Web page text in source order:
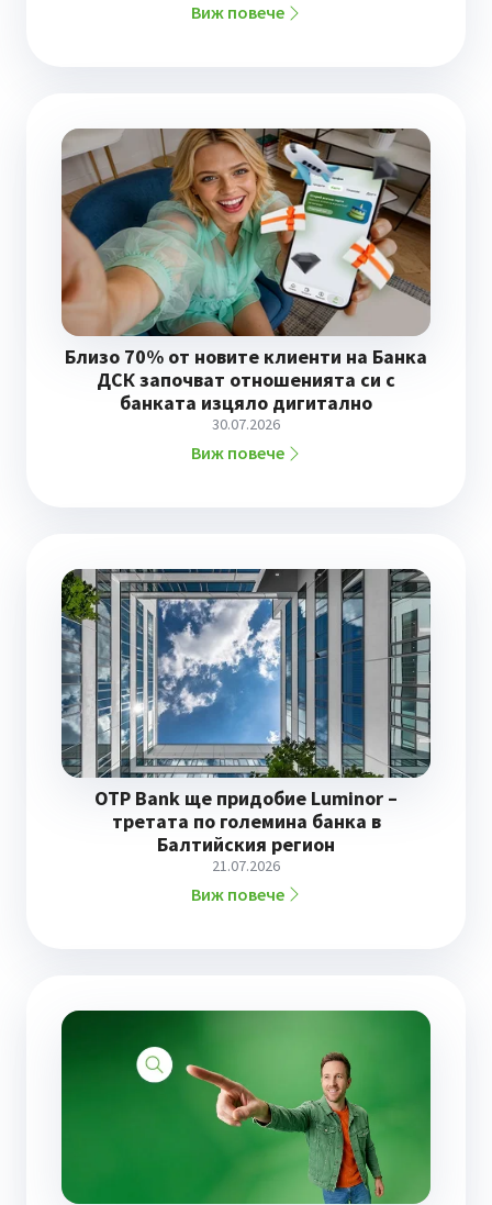
Виж повече
Близо 70% от новите клиенти на Банка
ДСК започват отношенията си с
банката изцяло дигитално
30.07.2026
Виж повече
OTP Bank ще придобие Luminor –
третата по големина банка в
Балтийския регион
21.07.2026
Виж повече